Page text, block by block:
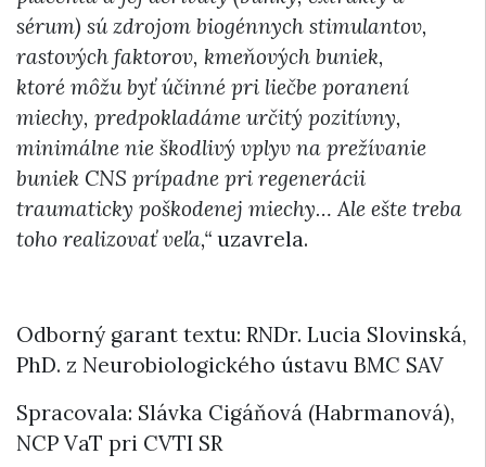
sérum) sú zdrojom biogénnych stimulantov,
rastových faktorov, kmeňových buniek,
ktoré môžu byť účinné pri liečbe poranení
miechy, predpokladáme určitý pozitívny,
minimálne nie škodlivý vplyv na prežívanie
buniek CNS prípadne pri regenerácii
traumaticky poškodenej miechy… Ale ešte treba
toho realizovať veľa,“ uzavrela.
Odborný garant textu: RNDr. Lucia Slovinská,
PhD. z Neurobiologického ústavu BMC SAV
Spracovala: Slávka Cigáňová (Habrmanová),
NCP VaT pri CVTI SR